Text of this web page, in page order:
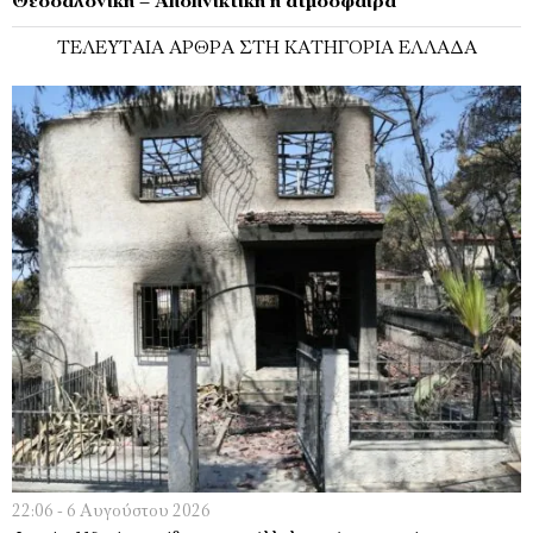
ΤΕΛΕΥΤΑΊΑ ΆΡΘΡΑ ΣΤΗ ΚΑΤΗΓΟΡΊΑ ΕΛΛΆΔΑ
22:06 - 6 Αυγούστου 2026